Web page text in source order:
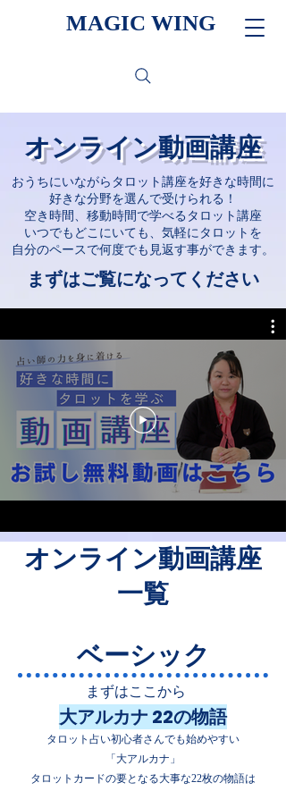
MAGIC WING
オンライン動画講座
おうちにいながらタロット講座を好きな時間に
好きな分野を選んで受けられる！
空き時間、移動時間で学べるタロット講座
いつでもどこにいても、気軽にタロットを
自分のペースで何度でも見返す事ができます。
まずはご覧になってください
オンライン動画講座
一覧
ベーシック
まずはここから
大アルカナ 22の物語
タロット占い初心者さんでも始めやすい
「大アルカナ」
タロットカードの要となる大事な22枚の物語は